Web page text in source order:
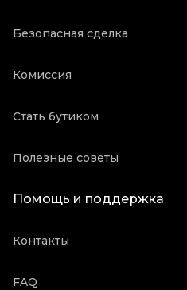
Безопасная сделка
Комиссия
Стать бутиком
Полезные советы
Помощь и поддержка
Контакты
FAQ